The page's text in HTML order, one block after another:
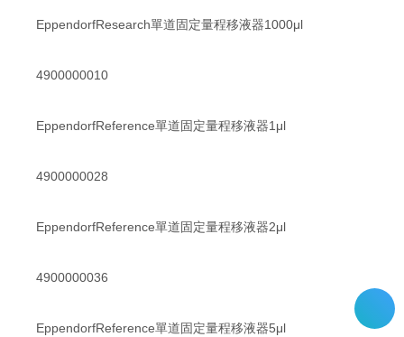
EppendorfResearch單道固定量程移液器1000μl
4900000010
EppendorfReference單道固定量程移液器1μl
4900000028
EppendorfReference單道固定量程移液器2μl
4900000036
EppendorfReference單道固定量程移液器5μl